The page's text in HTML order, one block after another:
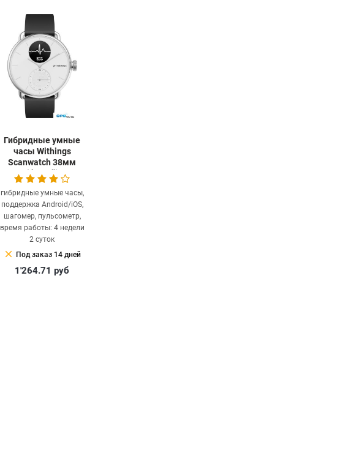
Гибридные умные
часы Withings
Scanwatch 38мм
(белый)
гибридные умные часы,
поддержка Android/iOS,
шагомер, пульсометр,
время работы: 4 недели
2 суток
clear Под заказ 14 дней
1'264.71руб